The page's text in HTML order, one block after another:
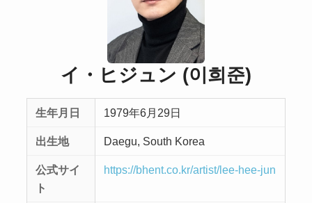
イ・ヒジュン (이희준)
生年月日 1979年6月29日
出生地 Daegu, South Korea
公式サイ
ト
https://bhent.co.kr/artist/lee-hee-jun